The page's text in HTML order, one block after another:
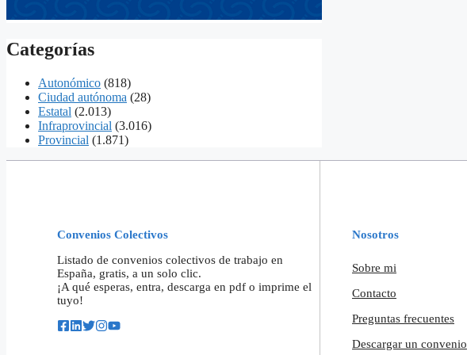
Categorías
Autonómico (818)
Ciudad autónoma (28)
Estatal (2.013)
Infraprovincial (3.016)
Provincial (1.871)
Convenios Colectivos
Listado de convenios colectivos de trabajo en
España, gratis, a un solo clic.
¡A qué esperas, entra, descarga en pdf o imprime el
tuyo!
Nosotros
Sobre mi
Contacto
Preguntas frecuentes
Descargar un convenio